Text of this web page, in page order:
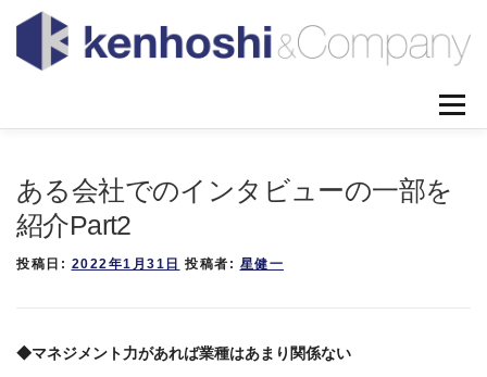
コンテンツへスキップ
メニュ
メディア掲載 ミッションとビジョン 業務内容
ある会社でのインタビューの一部を
紹介Part2
投稿日: 2022年1月31日 投稿者: 星健一
◆マネジメント力があれば業種はあまり関係ない